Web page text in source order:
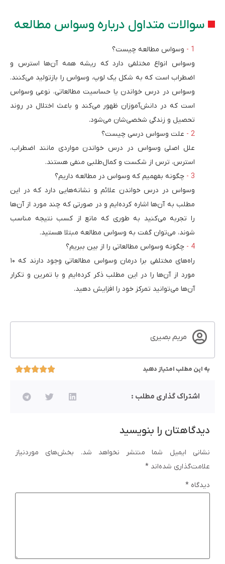
سوالات متداول درباره وسواس مطالعه
وسواس مطالعه چیست؟
وسواس انواع مختلفی دارد که ریشه همه آن‌ها استرس و
اضطراب است که به شکل یک لوپ، وسواس را بازتولید می‌کنند.
وسواس در درس خواندن یا حساسیت مطالعاتی، نوعی وسواس
است که در دانش‌آموزان ظهور می‌کند و باعث اختلال در روند
تحصیل و زندگی شخصی‌شان می‌شود.
علت وسواس درسی چیست؟
علل اصلی وسواس در درس خواندن مواردی مانند اضطراب،
استرس، ترس از شکست و کمال‌طلبی منفی هستند.
چگونه بفهمیم که وسواس در مطالعه داریم؟
وسواس در درس خواندن علائم و نشانه‌هایی دارد که در این
مطلب به آن‌ها اشاره کرده‌ایم و در صورتی که چند مورد از آن‌ها
را تجربه می‌کنید به طوری که مانع از کسب نتیجه مناسب
شوند، می‌توان گفت به وسواس مطالعه مبتلا هستید.
چگونه وسواس مطالعاتی را از بین ببریم؟
راه‌های مختلفی برا درمان وسواس مطالعاتی وجود دارند که ۱۰
مورد از آن‌ها را در این مطلب ذکر کرده‌ایم و با تمرین و تکرار
آن‌ها می‌توانید تمرکز خود را افزایش دهید.
مریم بصیری
به این مطلب امتیاز دهید
اشتراک گذاری مطلب :
دیدگاهتان را بنویسید
نشانی ایمیل شما منتشر نخواهد شد.
بخش‌های موردنیاز
علامت‌گذاری شده‌اند *
دیدگاه *